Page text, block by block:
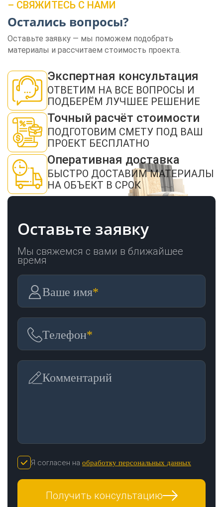
– СВЯЖИТЕСЬ С НАМИ
Остались вопросы?
Оставьте заявку — мы поможем подобрать
материалы и рассчитаем стоимость проекта.
Экспертная консультация
ОТВЕТИМ НА ВСЕ ВОПРОСЫ И
ПОДБЕРЁМ ЛУЧШЕЕ РЕШЕНИЕ
Точный расчёт стоимости
ПОДГОТОВИМ СМЕТУ ПОД ВАШ
ПРОЕКТ БЕСПЛАТНО
Оперативная доставка
БЫСТРО ДОСТАВИМ МАТЕРИАЛЫ
НА ОБЪЕКТ В СРОК
Оставьте заявку
Мы свяжемся с вами в ближайшее
время
Ваше имя*
Телефон*
Комментарий
Я согласен на обработку персональных данных
Получить консультацию
Нажимая кнопку "Отправить", я даю своё согласие на обработку моих
персональных данных в соответствии с ФЗ от 27.07.2006 № 152-ФЗ "О
персональных данных", на условиях и для целей, определенных в
конфиденциальности
ОТПРАВИТЬ